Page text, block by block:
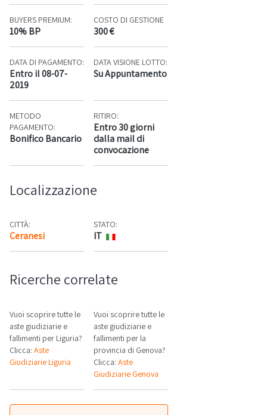
BUYERS PREMIUM:
10% BP
COSTO DI GESTIONE
300 €
DATA DI PAGAMENTO:
Entro il 08-07-
2019
DATA VISIONE LOTTO:
Su Appuntamento
METODO
PAGAMENTO:
Bonifico Bancario
RITIRO:
Entro 30 giorni
dalla mail di
convocazione
Localizzazione
CITTÀ:
Ceranesi Mappa
STATO:
IT
Ricerche correlate
Vuoi scoprire tutte le
aste giudiziarie e
fallimenti per Liguria?
Clicca: Aste
Giudiziarie Liguria
Vuoi scoprire tutte le
aste giudiziarie e
fallimenti per la
provincia di Genova?
Clicca:Aste
Giudiziarie Genova